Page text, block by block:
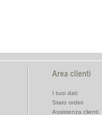
I tuoi dati
Stato ordini
Assistenza clienti